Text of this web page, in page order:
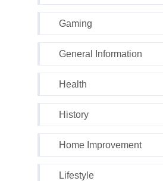
Gaming
General Information
Health
History
Home Improvement
Lifestyle